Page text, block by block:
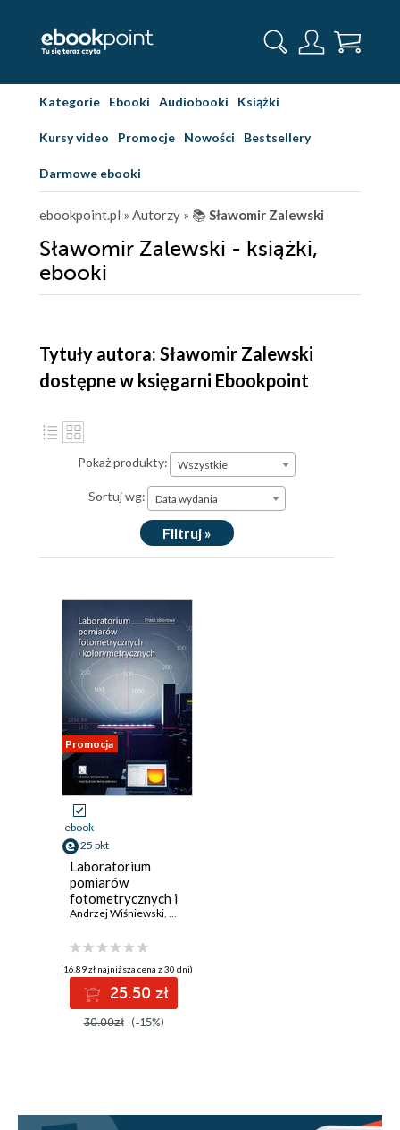
Kategorie Ebooki Audiobooki Książki
Kursy video Promocje Nowości Bestsellery
Darmowe ebooki
ebookpoint.pl » Autorzy » 📚Sławomir Zalewski
Sławomir Zalewski - książki,
ebooki
Tytuły autora: Sławomir Zalewski
dostępne w księgarni Ebookpoint
Pokaż produkty: Wszystkie
Sortuj wg: Data wydania
Filtruj »
Promocja
ebook
25 pkt
Laboratorium
pomiarów
fotometrycznych i
kolorymetrycznych
Andrzej Wiśniewski, Dariusz Czyżewski
(16,89 zł najniższa cena z 30 dni)
25.50 zł
30.00zł (-15%)